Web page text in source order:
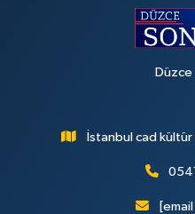
Düzce
İstanbul cad kültür